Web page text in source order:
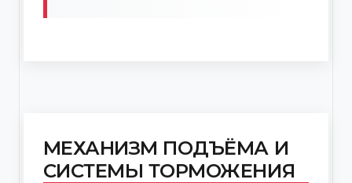
МЕХАНИЗМ ПОДЪЁМА И
СИСТЕМЫ ТОРМОЖЕНИЯ